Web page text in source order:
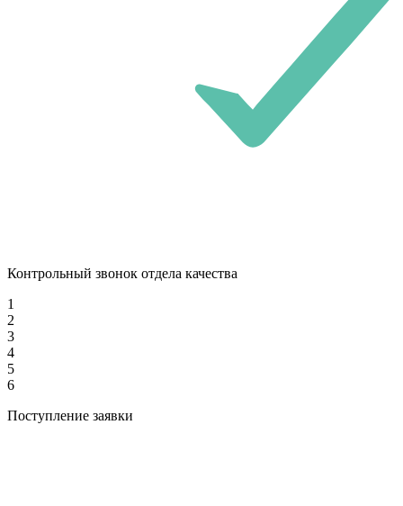
Контрольный звонок отдела качества
1
2
3
4
5
6
Поступление заявки